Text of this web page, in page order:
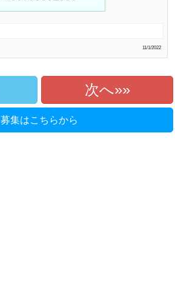
11/1/2022
次へ»
募集はこちらから